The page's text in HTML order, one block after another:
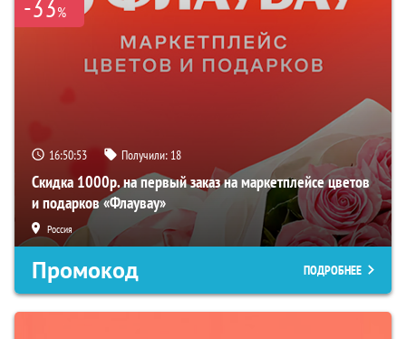
%
16:50:52 Получили: 18
Скидка 1000р. на первый заказ на маркетплейсе цветов
и подарков «Флаувау»
Россия
Промокод ПОДРОБНЕЕ